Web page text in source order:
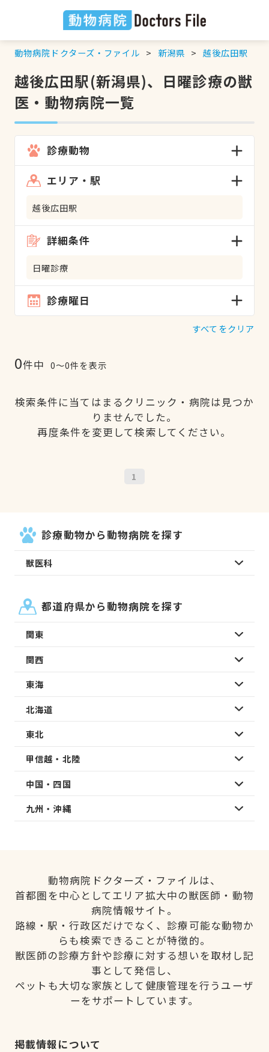
動物病院ドクターズ・ファイル 新潟県 越後広田駅
越後広田駅(新潟県)、日曜診療の獣
医・動物病院一覧
診療動物
エリア・駅
越後広田駅
詳細条件
日曜診療
診療曜日
すべてをクリア
0件中 0〜0件を表示
検索条件に当てはまるクリニック・病院は見つか
りませんでした。
再度条件を変更して検索してください。
1
診療動物から動物病院を探す
獣医科
都道府県から動物病院を探す
関東
関西
東海
北海道
東北
甲信越・北陸
中国・四国
九州・沖縄
動物病院ドクターズ・ファイルは、
首都圏を中心としてエリア拡大中の獣医師・動物
病院情報サイト。
路線・駅・行政区だけでなく、診療可能な動物か
らも検索できることが特徴的。
獣医師の診療方針や診療に対する想いを取材し記
事として発信し、
ペットも大切な家族として健康管理を行うユーザ
ーをサポートしています。
掲載情報について